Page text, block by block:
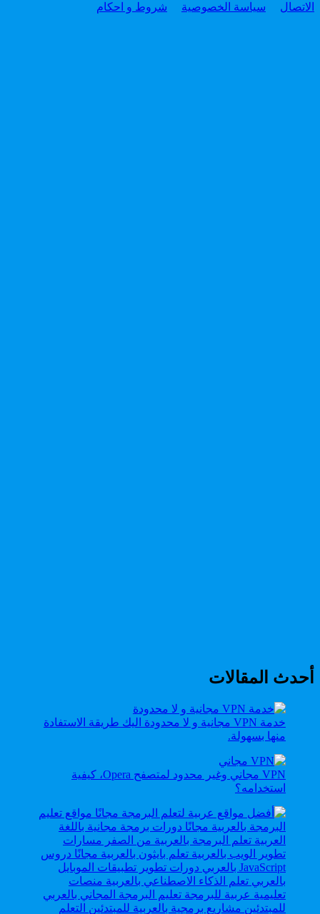
الاتصال سياسة الخصوصية شروط و احكام
أحدث المقالات
خدمة VPN مجانية و لا محدودة اليك طريقة الاستفادة
منها بسهولة.
VPN مجاني وغير محدود لمتصفح Opera، كيفية
استخدامه؟